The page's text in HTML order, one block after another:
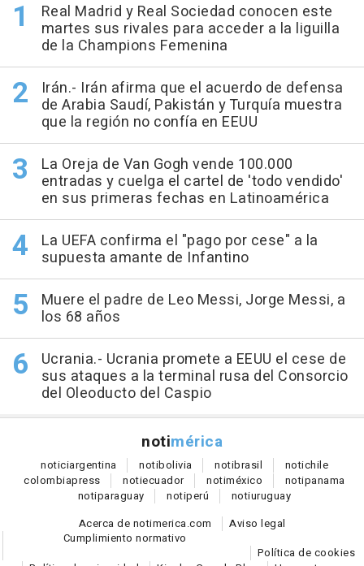
Real Madrid y Real Sociedad conocen este
martes sus rivales para acceder a la liguilla
de la Champions Femenina
Irán.- Irán afirma que el acuerdo de defensa
de Arabia Saudí, Pakistán y Turquía muestra
que la región no confía en EEUU
La Oreja de Van Gogh vende 100.000
entradas y cuelga el cartel de 'todo vendido'
en sus primeras fechas en Latinoamérica
La UEFA confirma el "pago por cese" a la
supuesta amante de Infantino
Muere el padre de Leo Messi, Jorge Messi, a
los 68 años
Ucrania.- Ucrania promete a EEUU el cese de
sus ataques a la terminal rusa del Consorcio
del Oleoducto del Caspio
notimérica
noticiargentina notibolivia notibrasil notichile
colombiapress notiecuador notiméxico notipanama
notiparaguay notiperú notiuruguay
Acerca de notimerica.com
Aviso legal
Cumplimiento normativo
Política de cookies